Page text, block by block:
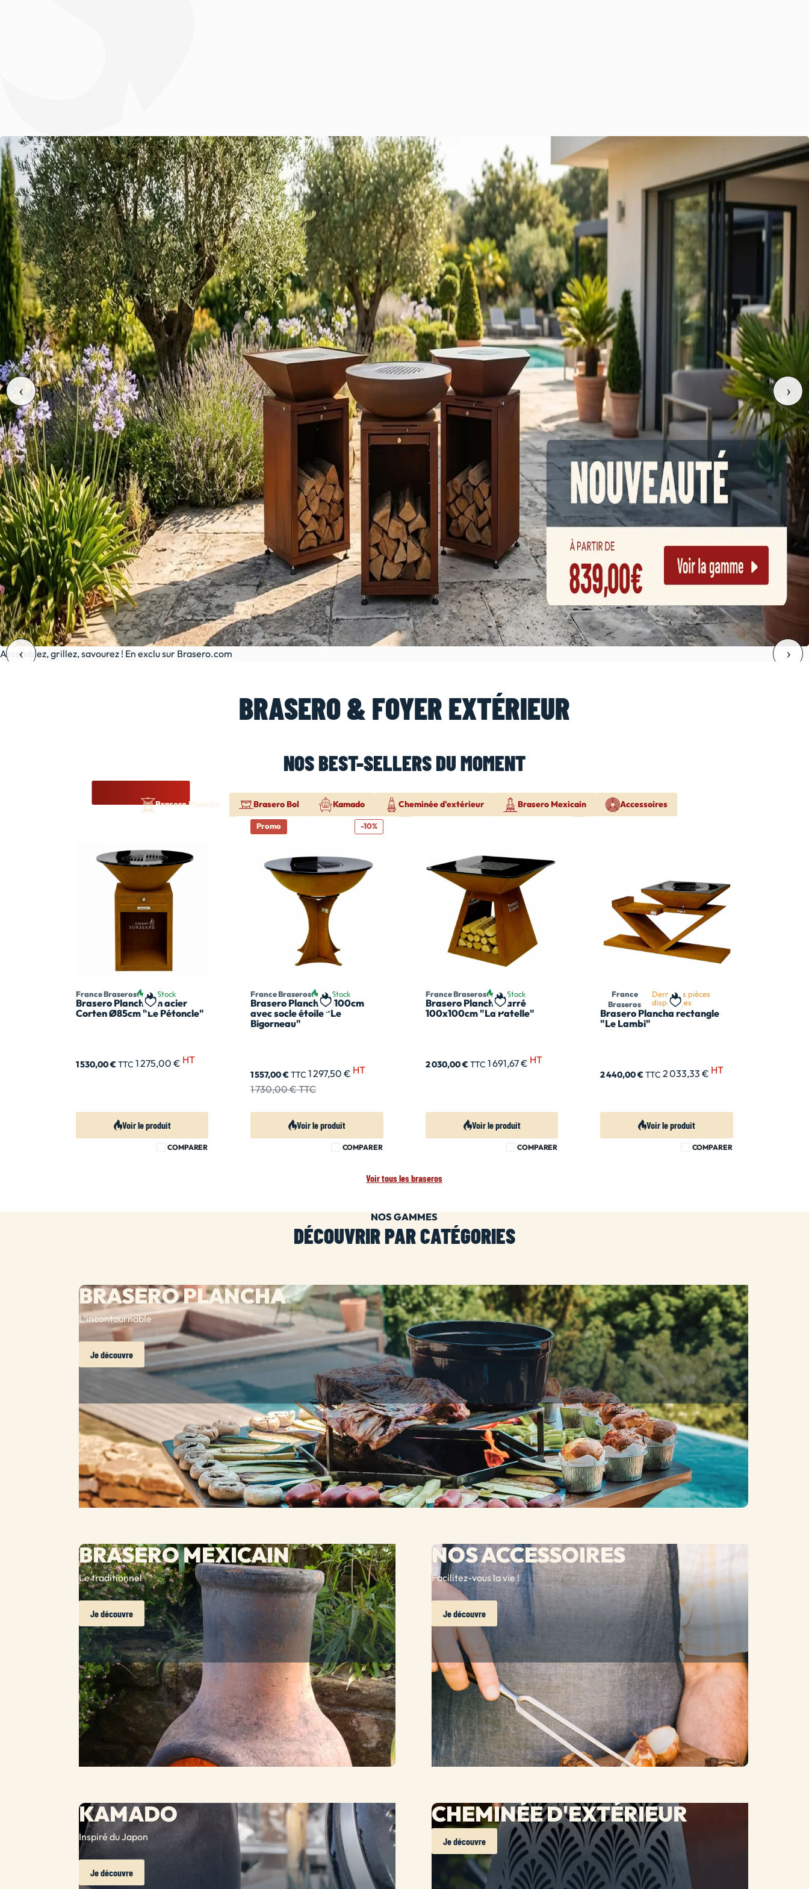
Assemblez, grillez, savourez ! En exclu sur Brasero.com
BRASERO & FOYER EXTÉRIEUR
NOS BEST-SELLERS DU MOMENT
Brasero Plancha Brasero Bol Kamado Cheminée d'extérieur Brasero Mexicain Accessoires
Ajouter à ma liste de souhait
France Braseros En Stock
Brasero Plancha en acier
Corten Ø85cm "Le Pétoncle"
1 530,00 €TTC 1 275,00 € HT
Voir le produit
COMPARER
Promo -10%
Ajouter à ma liste de souhait
France Braseros En Stock
Brasero Plancha Ø100cm
avec socle étoile "Le
Bigorneau"
1 557,00 €TTC 1 297,50 € HT
1 730,00 €TTC
Voir le produit
COMPARER
Ajouter à ma liste de souhait
France Braseros En Stock
Brasero Plancha carré
100x100cm "La Patelle"
2 030,00 €TTC 1 691,67 € HT
Voir le produit
COMPARER
Ajouter à ma liste de souhait
France
Braseros
Dernières pièces
disponibles
Brasero Plancha rectangle
"Le Lambi"
2 440,00 €TTC 2 033,33 € HT
Voir le produit
COMPARER
Voir tous les braseros
NOS GAMMES
DÉCOUVRIR PAR CATÉGORIES
BRASERO PLANCHA
L'incontournable
Je découvre
BRASERO MEXICAIN
Le traditionnel
Je découvre
NOS ACCESSOIRES
Facilitez-vous la vie !
Je découvre
KAMADO
Inspiré du Japon
Je découvre
CHEMINÉE D'EXTÉRIEUR
Je découvre